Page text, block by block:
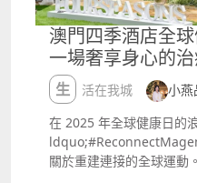
粒感受大地的溫度；午後
透過葉縫灑下跳動的光斑
的金紅，任海風梳開糾結
期舉辦康養活動，7月，
頌鉢導師Ganaa，合辦了
和的頌鉢聲浪中釋放身心
一場專屬的寧靜之旅徐徐
者，還是想為繁忙的生活
沉浸式感受世界文化狂歡
朋友盡情放電；大人直落
特調，Chill住享受夏日夜
節目愛好者千萬不要錯過
的現場版來了！28個聯合
尖主廚坐鎮，獻上60場香
名廚運用八角、月桂等本
咖喱、地中海燉菜等經典
節！親嚐星級大廚手藝！
澳門四季酒店全
一場奢享身心的
生活在我城
小燕
在 2025 年全球健康日的
關於重建連接的全球運動